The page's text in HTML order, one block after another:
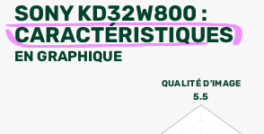
SONY KD32W800 :
CARACTÉRISTIQUES
EN GRAPHIQUE
QUALITÉ D'IMAGE
5.5